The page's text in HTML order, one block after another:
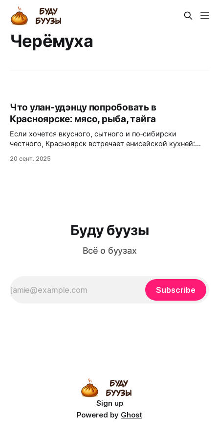
Черёмуха
Что улан‑удэнцу попробовать в
Красноярске: мясо, рыба, тайга
Если хочется вкусного, сытного и по‑сибирски
честного, Красноярск встречает енисейской кухней:
и десерты с кедровым орехом — внизу готовый
20 сент. 2025
Буду буузы
Всё о буузах
Subscribe
Sign up
Powered by Ghost